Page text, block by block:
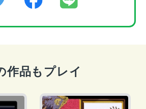
作品もプレイ